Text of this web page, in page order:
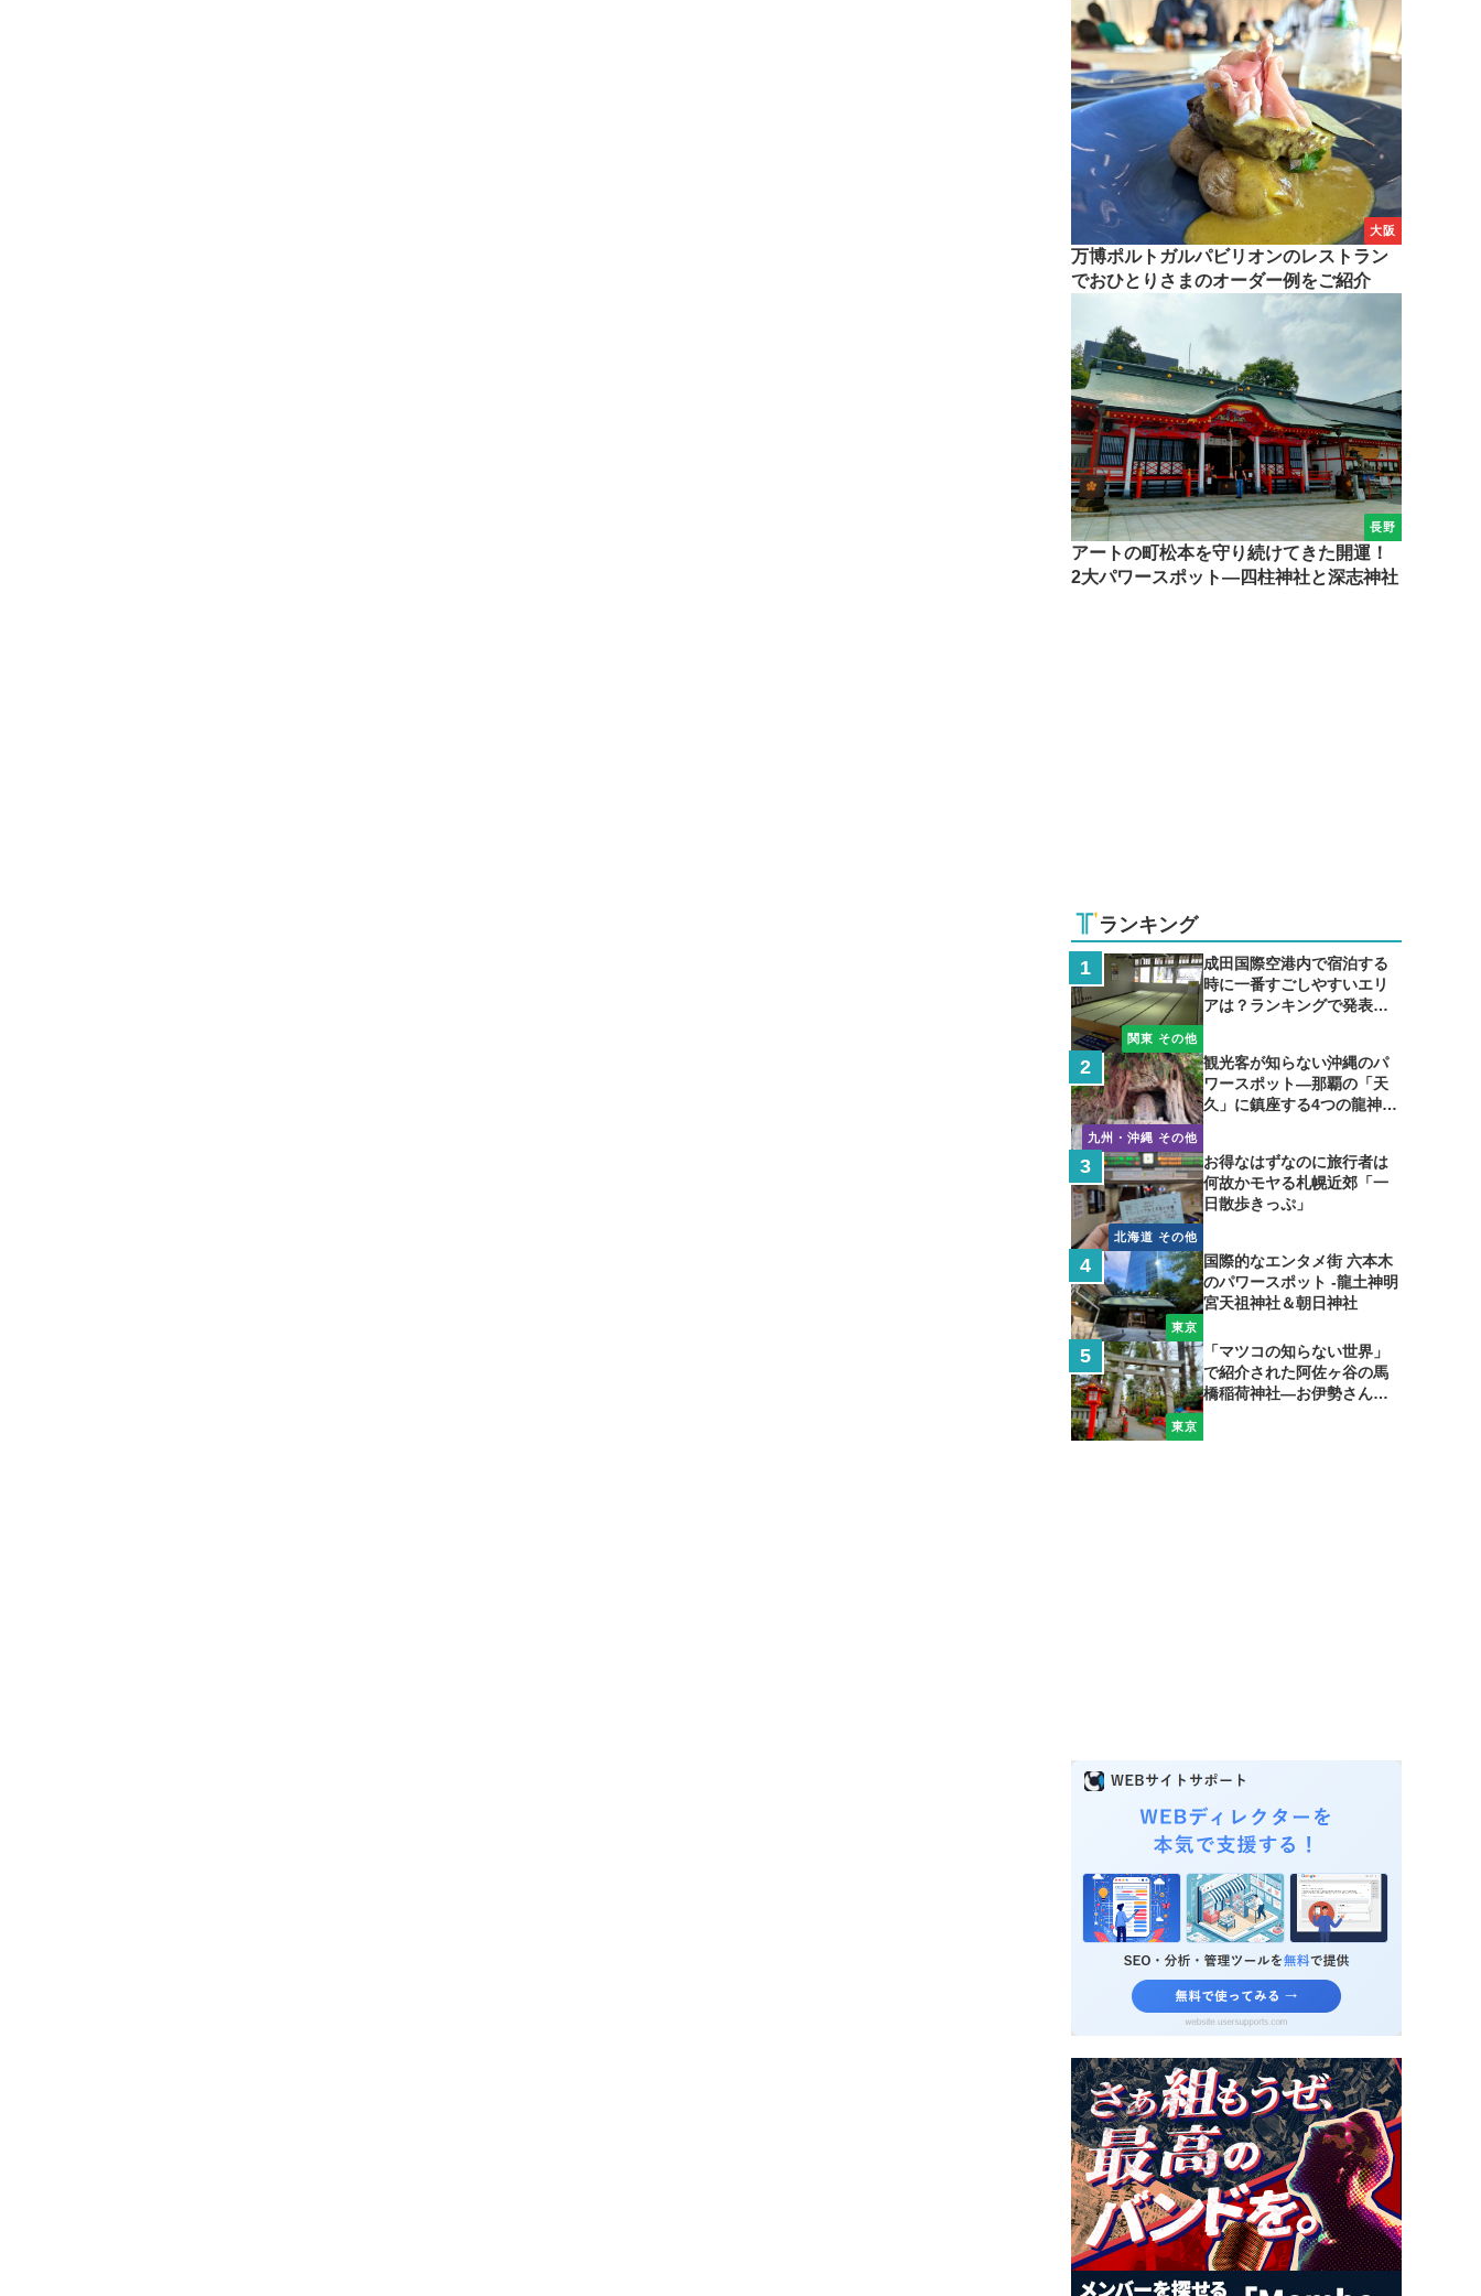
大阪
万博ポルトガルパビリオンのレストラン
でおひとりさまのオーダー例をご紹介
長野
アートの町松本を守り続けてきた開運！
2大パワースポット―四柱神社と深志神社
ランキング
関東 その他
成田国際空港内で宿泊する
時に一番すごしやすいエリ
アは？ランキングで発表し
九州・沖縄 その他
観光客が知らない沖縄のパ
ワースポット―那覇の「天
久」に鎮座する4つの龍神の
北海道 その他
お得なはずなのに旅行者は
何故かモヤる札幌近郊「一
日散歩きっぷ」
東京
国際的なエンタメ街 六本木
のパワースポット -龍土神明
宮天祖神社＆朝日神社
東京
「マツコの知らない世界」
で紹介された阿佐ヶ谷の馬
橋稲荷神社―お伊勢さん＆